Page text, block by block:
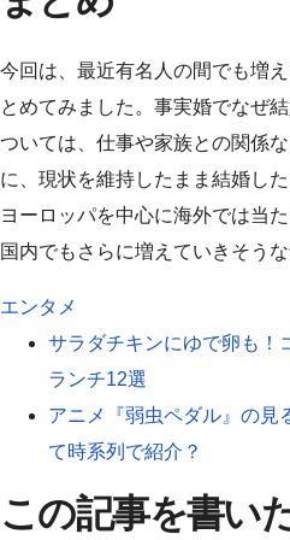
今回は、最近有名人の間でも増
とめてみました。事実婚でなぜ
ついては、仕事や家族との関係
に、現状を維持したまま結婚し
ヨーロッパを中心に海外では当
国内でもさらに増えていきそうな
エンタメ
サラダチキンにゆで卵も！
ランチ12選
アニメ『弱虫ペダル』の見
て時系列で紹介？
この記事を書い